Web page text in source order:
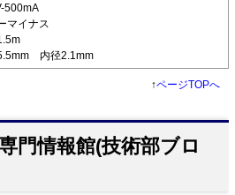
500mA
マイナス
内径2.1mm
↑ページTOPへ
門情報館(技術部ブロ